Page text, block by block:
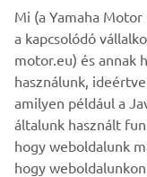
összesen 3 év).
a Yamaha
külmotor további 1
garanciát biztosít
feltétele a
útmutatóban
feltételek a
Mi (a Yamaha
a kapcsolódó
motor.eu) és annak
használunk,
amilyen például a
általunk használt
hogy weboldalunk
hogy